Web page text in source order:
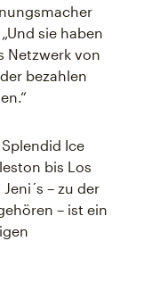
sie haben
Netzwerk von
bezahlen
Ice
bis Los
– zu der
– ist ein